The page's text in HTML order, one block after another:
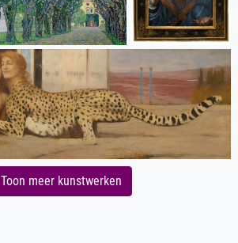
Toon meer kunstwerken